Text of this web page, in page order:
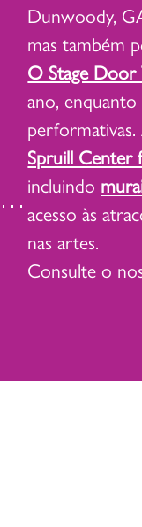
Dunwoody,
mas também
O Stage
ano, enquanto
Spruill
incluindo
acesso às
nas artes.
Consulte o